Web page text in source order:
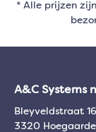
* Alle prijzen
A&C Systems
Bleyveldstraat
3320